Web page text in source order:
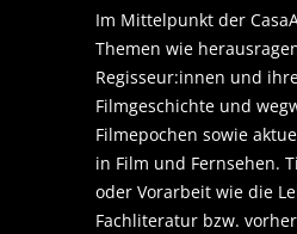
Im Mittelpunkt der
Themen wie
Regisseur:innen und
Filmgeschichte und
Filmepochen sowie
in Film und Fernsehen.
oder Vorarbeit wie die
Fachliteratur bzw.